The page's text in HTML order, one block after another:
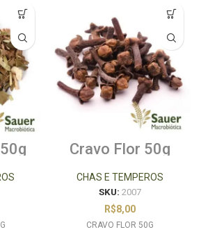
Cravo Flor 50g
CHAS E TEMPEROS
SKU: 2007
R$8,00
CRAVO FLOR 50G